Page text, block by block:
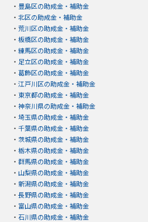
・ 豊島区の助成金・補助金
・ 北区の助成金・補助金
・ 荒川区の助成金・補助金
・ 板橋区の助成金・補助金
・ 練馬区の助成金・補助金
・ 足立区の助成金・補助金
・ 葛飾区の助成金・補助金
・ 江戸川区の助成金・補助金
・ 東京都の助成金・補助金
・ 神奈川県の助成金・補助金
・ 埼玉県の助成金・補助金
・ 千葉県の助成金・補助金
・ 茨城県の助成金・補助金
・ 栃木県の助成金・補助金
・ 群馬県の助成金・補助金
・ 山梨県の助成金・補助金
・ 新潟県の助成金・補助金
・ 長野県の助成金・補助金
・ 富山県の助成金・補助金
・ 石川県の助成金・補助金